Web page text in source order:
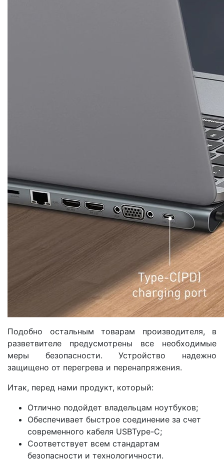
Подобно остальным товарам производителя, в
разветвителе предусмотрены все необходимые
меры безопасности. Устройство надежно
защищено от перегрева и перенапряжения.
Итак, перед нами продукт, который:
Отлично подойдет владельцам ноутбуков;
Обеспечивает быстрое соединение за счет
современного кабеля USBType-C;
Соответствует всем стандартам
безопасности и технологичности.